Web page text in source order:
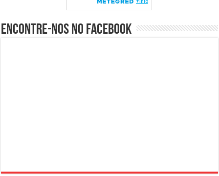
Encontre-nos no Facebook